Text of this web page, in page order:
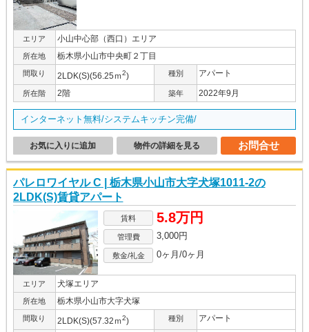
エリア 小山中心部（西口）エリア
所在地 栃木県小山市中央町２丁目
間取り 2LDK(S)(56.25ｍ2) 種別 アパート
所在階 2階 築年 2022年9月
インターネット無料/システムキッチン完備/
お問合せ
物件の詳細を見る
お気に入りに追加
パレロワイヤル C | 栃木県小山市大字犬塚1011-2の
2LDK(S)賃貸アパート
賃料 5.8万円
管理費 3,000円
敷金/礼金 0ヶ月/0ヶ月
エリア 犬塚エリア
所在地 栃木県小山市大字犬塚
間取り 2LDK(S)(57.32ｍ2) 種別 アパート